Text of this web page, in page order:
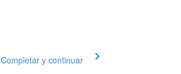
Completar y continuar